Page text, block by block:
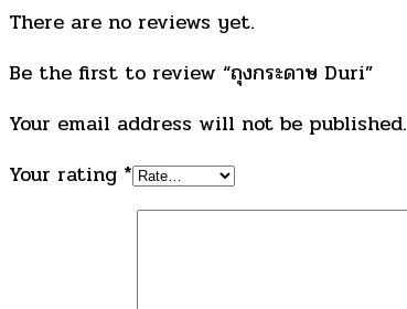
There are no reviews yet.
Be the first to review “ถุงกระดาษ Duri”
Your email address will not be published.
Your rating *